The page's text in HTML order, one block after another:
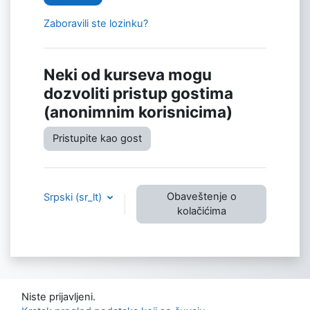
Zaboravili ste lozinku?
Neki od kurseva mogu
dozvoliti pristup gostima
(anonimnim korisnicima)
Pristupite kao gost
Srpski ‎(sr_lt)‎
Obaveštenje o
kolačićima
Niste prijavljeni.